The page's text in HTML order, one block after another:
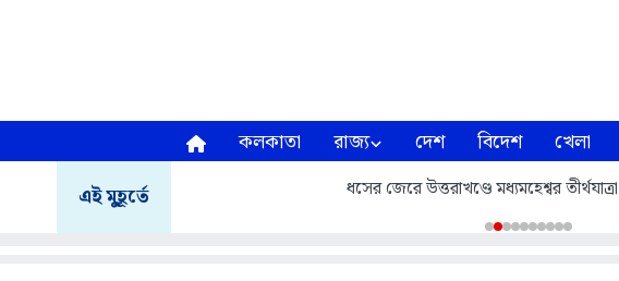
কলকাতা রাজ্য দেশ বিদেশ খেলা
এই মুহূর্তে ধসের জেরে উত্তরাখণ্ডে মধ্যমহেশ্বর